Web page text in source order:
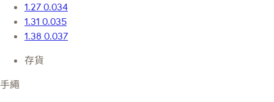
1.27 0.034
1.31 0.035
1.38 0.037
存貨
手繩